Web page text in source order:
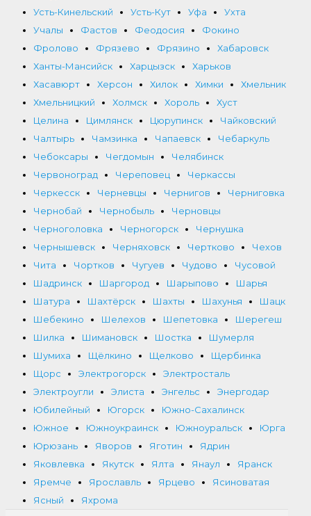
Усть-Кинельский
Усть-Кут Уфа
Ухта
Учалы
Фастов Феодосия
Фокино
Фролово
Фрязево Фрязино
Хабаровск
Ханты-Мансийск
Харцызск
Харьков
Хасавюрт
Херсон Хилок Химки
Хмельник
Хмельницкий
Холмск Хороль
Хуст
Целина
Цимлянск Цюрупинск
Чайковский
Чалтырь
Чамзинка Чапаевск
Чебаркуль
Чебоксары
Чегдомын
Челябинск
Червоноград
Череповец
Черкассы
Черкесск
Черневцы Чернигов
Черниговка
Чернобай
Чернобыль
Черновцы
Черноголовка
Черногорск
Чернушка
Чернышевск
Черняховск Чертково
Чехов
Чита
Чортков Чугуев Чудово
Чусовой
Шадринск
Шаргород Шарыпово
Шарья
Шатура
Шахтёрск Шахты Шахунья
Шацк
Шебекино
Шелехов Шепетовка
Шерегеш
Шилка
Шимановск Шостка
Шумерля
Шумиха
Щёлкино Щелково
Щербинка
Щорс
Электрогорск
Электросталь
Электроугли
Элиста Энгельс
Энергодар
Юбилейный
Югорск
Южно-Сахалинск
Южное
Южноукраинск Южноуральск
Юрга
Юрюзань
Яворов Яготин
Ядрин
Яковлевка
Якутск Ялта Янаул
Яранск
Яремче
Ярославль Ярцево
Ясиноватая
Ясный
Яхрома